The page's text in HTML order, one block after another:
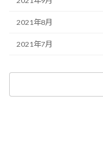
2021年8月
2021年7月